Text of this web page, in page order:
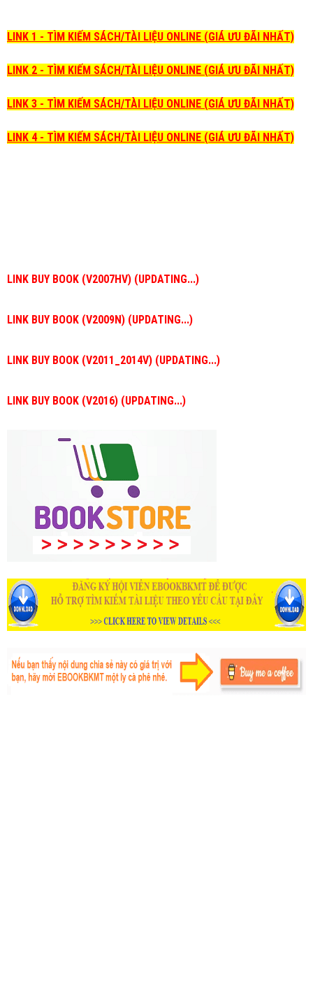
LINK 1 - TÌM KIẾM SÁCH/TÀI LIỆU ONLINE (GIÁ ƯU ĐÃI NHẤT)
LINK 2 - TÌM KIẾM SÁCH/TÀI LIỆU ONLINE (GIÁ ƯU ĐÃI NHẤT)
LINK 3 - TÌM KIẾM SÁCH/TÀI LIỆU ONLINE (GIÁ ƯU ĐÃI NHẤT)
LINK 4 - TÌM KIẾM SÁCH/TÀI LIỆU ONLINE (GIÁ ƯU ĐÃI NHẤT)
LINK BUY BOOK (V2007HV) (UPDATING...)
LINK BUY BOOK (V2009N) (UPDATING...)
LINK BUY BOOK (V2011_2014V) (UPDATING...)
LINK BUY BOOK (V2016) (UPDATING...)